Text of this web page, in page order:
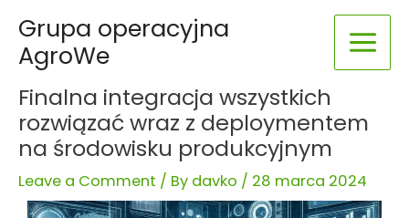
content
Grupa operacyjna
AgroWe
Main
Menu
Finalna integracja wszystkich
rozwiązać wraz z deploymentem
na środowisku produkcyjnym
Leave a Comment / By davko / 28 marca 2024
navigation